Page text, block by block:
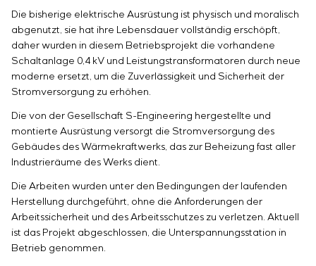
Die bisherige elektrische Ausrüstung ist physisch und moralisch
abgenutzt, sie hat ihre Lebensdauer vollständig erschöpft,
daher wurden in diesem Betriebsprojekt die vorhandene
Schaltanlage 0,4 kV und Leistungstransformatoren durch neue
moderne ersetzt, um die Zuverlässigkeit und Sicherheit der
Stromversorgung zu erhöhen.
Die von der Gesellschaft S-Engineering hergestellte und
montierte Ausrüstung versorgt die Stromversorgung des
Gebäudes des Wärmekraftwerks, das zur Beheizung fast aller
Industrieräume des Werks dient.
Die Arbeiten wurden unter den Bedingungen der laufenden
Herstellung durchgeführt, ohne die Anforderungen der
Arbeitssicherheit und des Arbeitsschutzes zu verletzen. Aktuell
ist das Projekt abgeschlossen, die Unterspannungsstation in
Betrieb genommen.